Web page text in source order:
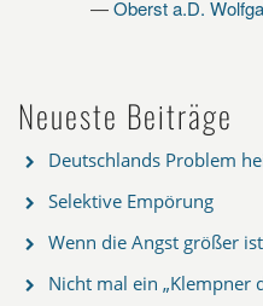
Oberst a.D.
Neueste Beiträge
Deutschlands Problem
Selektive Empörung
Wenn die Angst größer
Nicht mal ein „Klempner